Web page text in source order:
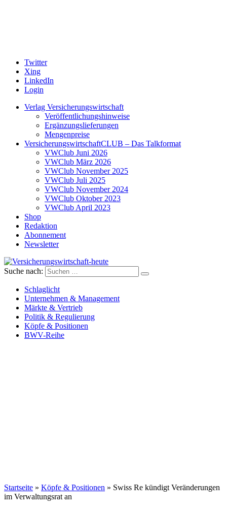
Twitter
Xing
LinkedIn
Login
Verlag Versicherungswirtschaft
Veröffentlichungshinweise
Ergänzungslieferungen
Mengenpreise
VersicherungswirtschaftCLUB – Das Talkformat
VWClub Juni 2026
VWClub März 2026
VWClub November 2025
VWClub Juli 2025
VWClub November 2024
VWClub Oktober 2023
VWClub April 2023
Shop
Redaktion
Abonnement
Newsletter
Versicherungswirtschaft-heute
Suche nach:
Schlaglicht
Unternehmen & Management
Märkte & Vertrieb
Politik & Regulierung
Köpfe & Positionen
BWV-Reihe
Startseite » Köpfe & Positionen » Swiss Re kündigt Veränderungen
im Verwaltungsrat an